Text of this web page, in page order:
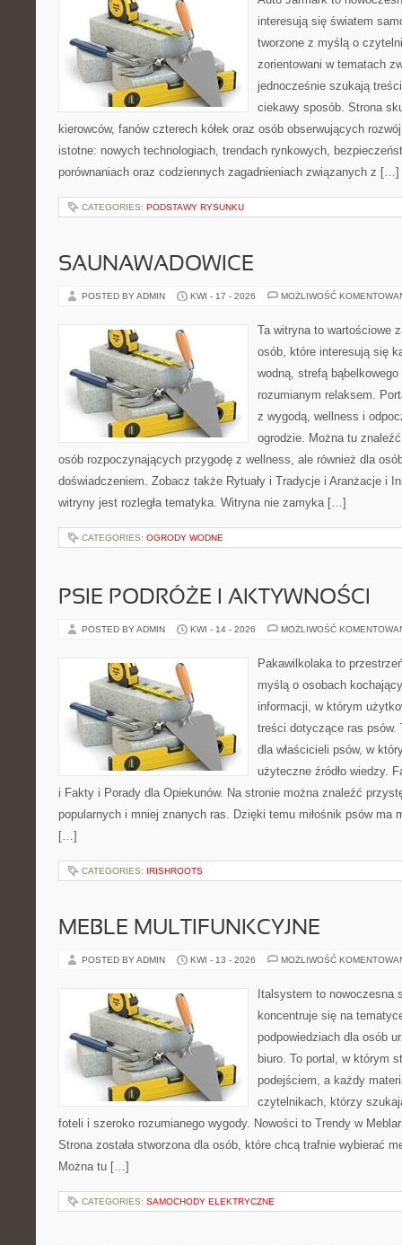
interesują się światem
tworzone z myślą o
zorientowani w tematach
jednocześnie szukają
ciekawy sposób. Strona
kierowców, fanów czterech kółek oraz osób obserwujących
istotne: nowych technologiach, trendach rynkowych,
porównaniach oraz codziennych zagadnieniach związanych z […]
CATEGORIES: PODSTAWY RYSUNKU
SAUNAWADOWICE
POSTED BY ADMIN KWI - 17 - 2026 MOŻLIWOŚĆ
Ta witryna to wartościowe
osób, które interesują się
wodną, strefą
rozumianym relaksem.
z wygodą, wellness i
ogrodzie. Można tu
osób rozpoczynających przygodę z wellness, ale również dla
doświadczeniem. Zobacz także Rytuały i Tradycje i Aranżacje i
witryny jest rozległa tematyka. Witryna nie zamyka […]
CATEGORIES: OGRODY WODNE
PSIE PODRÓŻE I AKTYWNOŚCI
POSTED BY ADMIN KWI - 14 - 2026 MOŻLIWOŚĆ
Pakawilkolaka to
myślą o osobach
informacji, w którym
treści dotyczące ras psów.
dla właścicieli psów, w
użyteczne źródło wiedzy.
i Fakty i Porady dla Opiekunów. Na stronie można znaleźć
popularnych i mniej znanych ras. Dzięki temu miłośnik psów ma
[…]
CATEGORIES: IRISHROOTS
MEBLE MULTIFUNKCYJNE
POSTED BY ADMIN KWI - 13 - 2026 MOŻLIWOŚĆ
Italsystem to nowoczesna
koncentruje się na
podpowiedziach dla osób
biuro. To portal, w którym
podejściem, a każdy
czytelnikach, którzy
foteli i szeroko rozumianego wygody. Nowości to Trendy w
Strona została stworzona dla osób, które chcą trafnie wybierać
Można tu […]
CATEGORIES: SAMOCHODY ELEKTRYCZNE